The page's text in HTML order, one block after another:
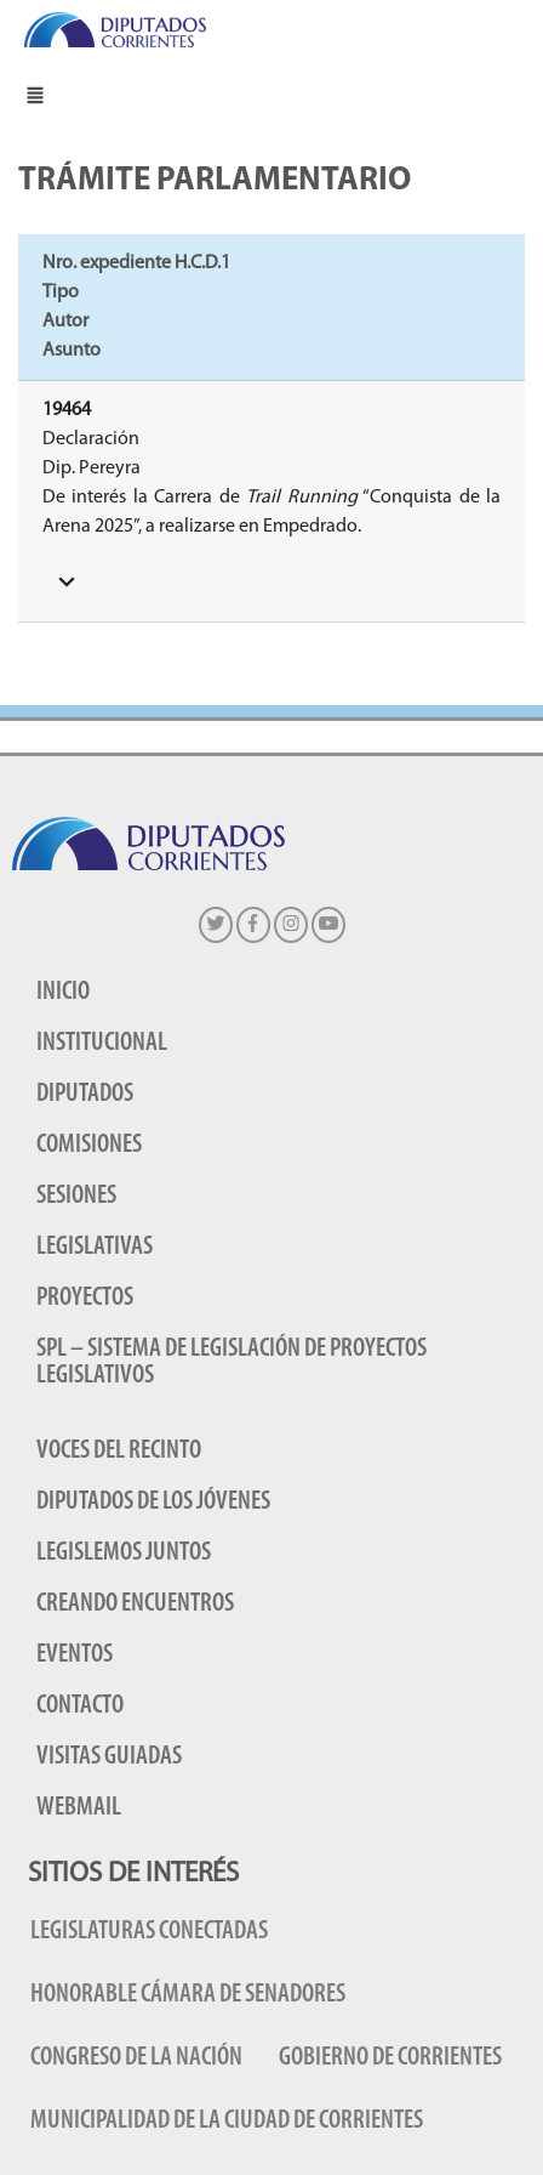
TRÁMITE PARLAMENTARIO
Nro. expediente H.C.D.1
Tipo
Autor
Asunto
19464
Declaración
Dip. Pereyra
De interés la Carrera de Trail Running“Conquista de la
Arena 2025”, a realizarse en Empedrado.
INICIO
INSTITUCIONAL
DIPUTADOS
COMISIONES
SESIONES
LEGISLATIVAS
PROYECTOS
SPL – SISTEMA DE LEGISLACIÓN DE PROYECTOS
LEGISLATIVOS
VOCES DEL RECINTO
DIPUTADOS DE LOS JÓVENES
LEGISLEMOS JUNTOS
CREANDO ENCUENTROS
EVENTOS
CONTACTO
VISITAS GUIADAS
WEBMAIL
SITIOS DE INTERÉS
LEGISLATURAS CONECTADAS
HONORABLE CÁMARA DE SENADORES
CONGRESO DE LA NACIÓN GOBIERNO DE CORRIENTES
MUNICIPALIDAD DE LA CIUDAD DE CORRIENTES